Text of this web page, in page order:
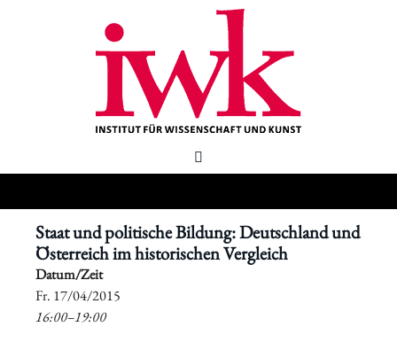
Staat und politische Bildung: Deutschland und
Österreich im historischen Vergleich
Datum/Zeit
​Fr. 17/04/2015
16:00–19:00